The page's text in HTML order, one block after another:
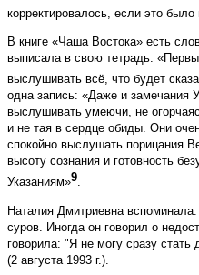
корректировалось, если это было
В книге «Чаша Востока» есть
выписала в свою тетрадь:
выслушивать всё, что будет
одна запись: «Даже и замечания
выслушивать умеючи, не
и не тая в сердце обиды. Они
спокойно выслушать порицания
высоту сознания и готовность
Указаниям»9.
Наталия Дмитриевна
суров. Иногда он говорил о
говорила: "Я не могу сразу стать
(2 августа 1993 г.).